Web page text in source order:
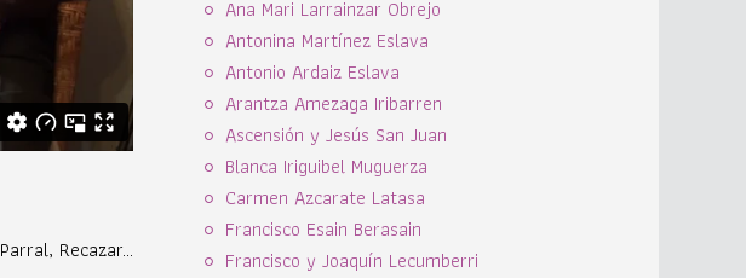
Recazar...
Ana Mari Larrainzar Obrejo
Antonina Martínez Eslava
Antonio Ardaiz Eslava
Arantza Amezaga Iribarren
Ascensión y Jesús San Juan
Blanca Iriguibel Muguerza
Carmen Azcarate Latasa
Francisco Esain Berasain
Francisco y Joaquín Lecumberri